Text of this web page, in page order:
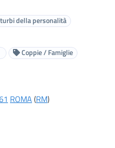
della personalità
Coppie / Famiglie
ROMA (RM)